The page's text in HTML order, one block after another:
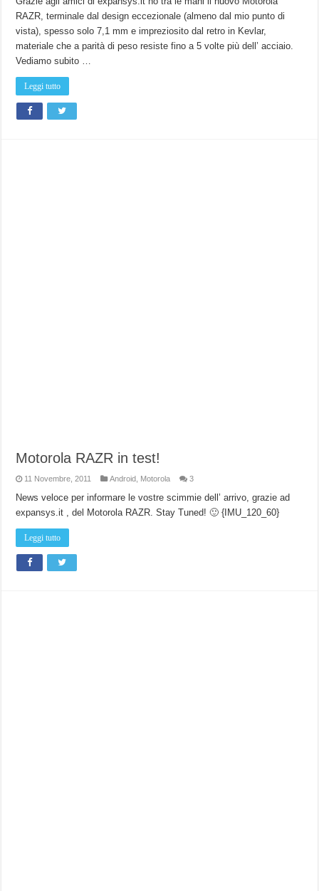
RAZR, terminale dal design eccezionale (almeno dal mio punto di
vista), spesso solo 7,1 mm e impreziosito dal retro in Kevlar,
materiale che a parità di peso resiste fino a 5 volte più dell’ acciaio.
Vediamo subito …
Leggi tutto
Motorola RAZR in test!
11 Novembre, 2011 Android Motorola 3
News veloce per informare le vostre scimmie dell’ arrivo, grazie ad
expansys.it , del Motorola RAZR. Stay Tuned! 🙂 {IMU_120_60}
Leggi tutto